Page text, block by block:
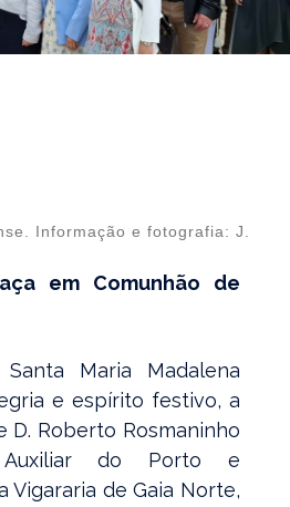
Informação e fotografia: J.
em Comunhão de
Maria Madalena
e espírito festivo, a
D. Roberto Rosmaninho
Auxiliar do Porto e
Vigararia de Gaia Norte,